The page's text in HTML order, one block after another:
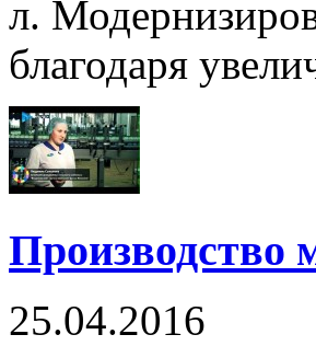
л.
благодаря
Производство
25.04.2016